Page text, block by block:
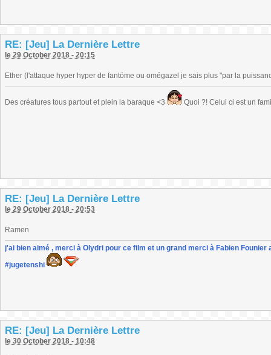
RE: [Jeu] La Dernière Lettre
le 29 October 2018 - 20:15
Ether (l'attaque hyper hyper de fantöme ou omégazel je sais plus "par la
Des créatures tous partout et plein la baraque <3 Quoi ?! Celui ci est un
RE: [Jeu] La Dernière Lettre
le 29 October 2018 - 20:53
Ramen
j'ai bien aimé , merci à Olydri pour ce film et un grand merci à Fabien
#jugetenshi
RE: [Jeu] La Dernière Lettre
le 30 October 2018 - 10:48